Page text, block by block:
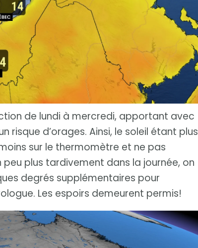
de lundi à mercredi, apportant avec
risque d’orages. Ainsi, le soleil étant plus
sur le thermomètre et ne pas
peu plus tardivement dans la journée, on
degrés supplémentaires pour
Les espoirs demeurent permis!